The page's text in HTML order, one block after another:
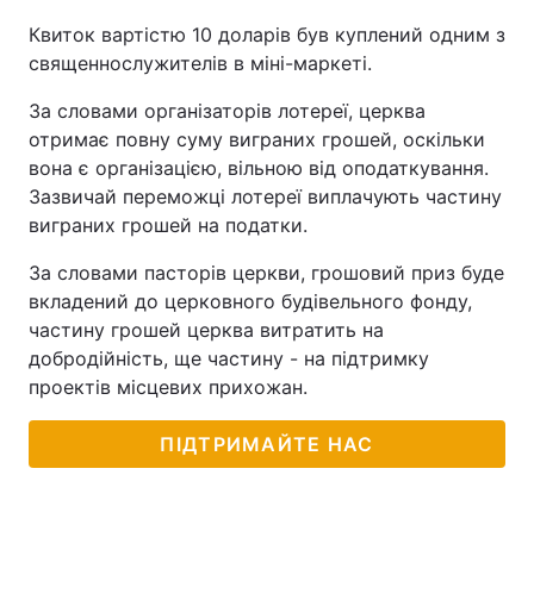
Квиток вартістю 10 доларів був куплений одним з
священнослужителів в міні-маркеті.
За словами організаторів лотереї, церква
отримає повну суму виграних грошей, оскільки
вона є організацією, вільною від оподаткування.
Зазвичай переможці лотереї виплачують частину
виграних грошей на податки.
За словами пасторів церкви, грошовий приз буде
вкладений до церковного будівельного фонду,
частину грошей церква витратить на
добродійність, ще частину - на підтримку
проектів місцевих прихожан.
ПІДТРИМАЙТЕ НАС